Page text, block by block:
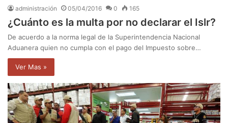
administración 05/04/2016 0 165
¿Cuánto es la multa por no declarar el Islr?
De acuerdo a la norma legal de la Superintendencia Nacional
Aduanera quien no cumpla con el pago del Impuesto sobre…
Ver Mas »